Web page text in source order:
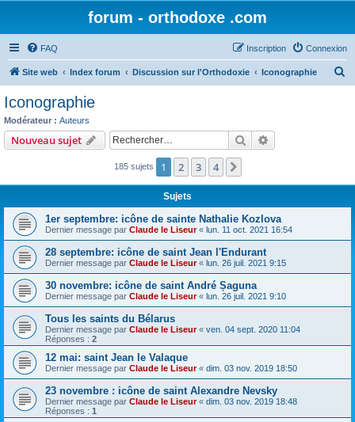
forum - orthodoxe .com
FAQ Connexion
Inscription
Site web Index forum Discussion sur l'Orthodoxie Iconographie
c
r
Iconographie
Modérateur : Auteurs
Nouveau sujet Rechercher
185 sujets 1 2 3 4
Sujets
1er septembre: icône de sainte Nathalie Kozlova
Dernier message par Claude le Liseur« lun. 11 oct. 2021 16:54
28 septembre: icône de saint Jean l'Endurant
Dernier message par Claude le Liseur« lun. 26 juil. 2021 9:15
30 novembre: icône de saint André Șaguna
Dernier message par Claude le Liseur« lun. 26 juil. 2021 9:10
Tous les saints du Bélarus
Dernier message par Claude le Liseur« ven. 04 sept. 2020 11:04
Réponses : 2
12 mai: saint Jean le Valaque
Dernier message par Claude le Liseur« dim. 03 nov. 2019 18:50
23 novembre : icône de saint Alexandre Nevsky
Dernier message par Claude le Liseur« dim. 03 nov. 2019 18:48
Réponses : 1